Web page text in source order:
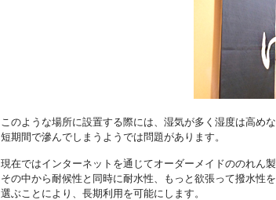
このような場所に設置する際には、湿気が多く湿度は高め
短期間で滲んでしまうようでは問題があります。
現在ではインターネットを通じてオーダーメイドののれん
その中から耐候性と同時に耐水性、もっと欲張って撥水性
選ぶことにより、長期利用を可能にします。